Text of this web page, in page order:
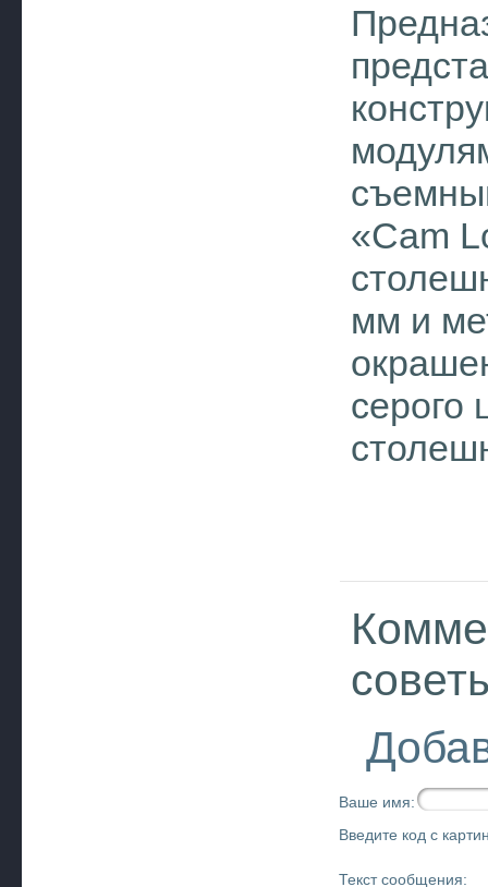
«Cam
мм и
серого
Ваше имя:
Введите код с
Текст сообщения: